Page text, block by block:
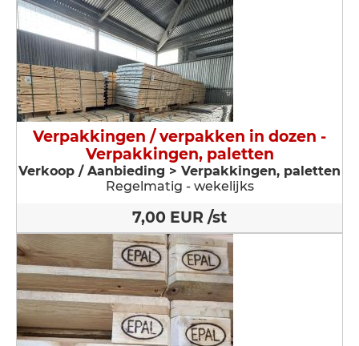
Verpakkingen / verpakken in dozen -
Verpakkingen, paletten
Verkoop / Aanbieding > Verpakkingen, paletten
Regelmatig - wekelijks
7,00 EUR /st